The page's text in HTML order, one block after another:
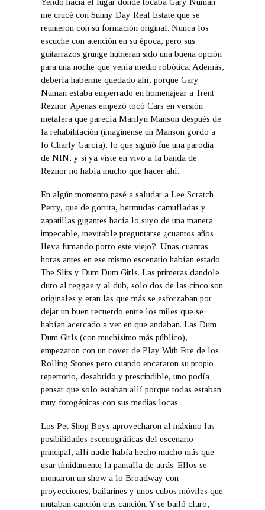
me crucé con Sunny Day Real Estate que se
reunieron con su formación original. Nunca los
escuché con atención en su época, pero sus
guitarrazos grunge hubieran sido una buena opción
para una noche que venía medio robótica. Además,
debería haberme quedado ahí, porque Gary
Numan estaba emperrado en homenajear a Trent
Reznor. Apenas empezó tocó Cars en versión
metalera que parecía Marilyn Manson después de
la rehabilitación (imaginense un Manson gordo a
lo Charly García), lo que siguió fue una parodia
de NIN, y si ya viste en vivo a la banda de
Reznor no había mucho que hacer ahí.
En algún momento pasé a saludar a Lee Scratch
Perry, que de gorrita, bermudas camufladas y
zapatillas gigantes hacía lo suyo de una manera
impecable, inevitable preguntarse ¿cuantos años
lleva fumando porro este viejo?. Unas cuantas
horas antes en ese mismo escenario habían estado
The Slits y Dum Dum Girls. Las primeras dandole
duro al reggae y al dub, solo dos de las cinco son
originales y eran las que más se esforzaban por
dejar un buen recuerdo entre los miles que se
habían acercado a ver en que andaban. Las Dum
Dum Girls (con muchísimo más público),
empezaron con un cover de Play With Fire de los
Rolling Stones pero cuando encararon su propio
repertorio, desabrido y prescindible, uno podía
pensar que solo estaban allí porque todas estaban
muy fotogénicas con sus medias locas.
Los Pet Shop Boys aprovecharon al máximo las
posibilidades escenográficas del escenario
principal, allí nadie había hecho mucho más que
usar tímidamente la pantalla de atrás. Ellos se
montaron un show a lo Broadway con
proyecciones, bailarines y unos cubos móviles que
mutaban canción tras canción. Y se bailó claro,